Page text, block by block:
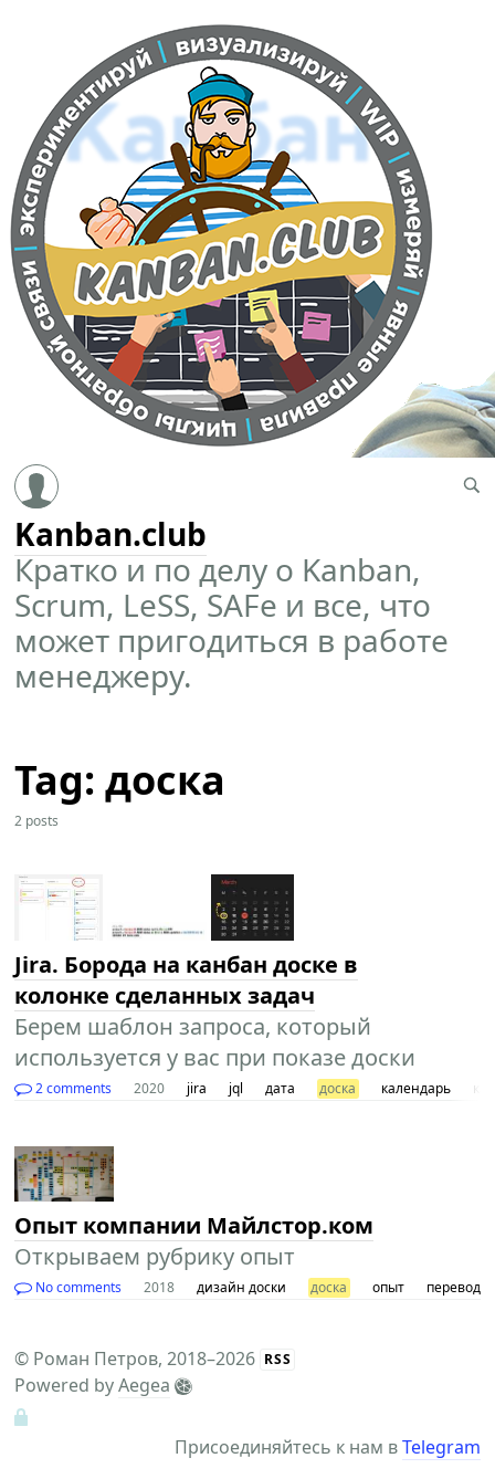
Kanban.club
Кратко и по делу о Kanban,
Scrum, LeSS, SAFe и все, что
может пригодиться в работе
менеджеру.
Tag: доска
2 posts
Jira. Борода на канбан доске в
колонке сделанных задач
Берем шаблон запроса, который
используется у вас при показе доски
2 comments 2020 jira jql дата доска календарь
Опыт компании Майлстор.ком
Открываем рубрику опыт
No comments 2018 дизайн доски доска опыт перевод
© Роман Петров, 2018–2026 RSS
Powered byAegea
Присоединяйтесь к нам вTelegram